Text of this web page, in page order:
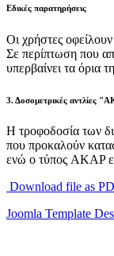
Εδικές παρατηρήσεις
Οι χρήστες
Σε περίπτωση που
υπερβαίνει τα όρια
3. Δοσομετρικές αντλίες
Η τροφοδοσία των
που προκαλούν
ενώ ο τύπος AKAP
Download file as
Joomla Template